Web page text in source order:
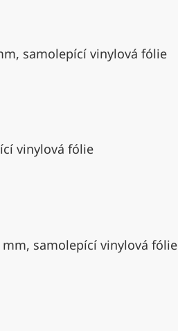
samolepící vinylová fólie
vinylová fólie
samolepící vinylová fólie